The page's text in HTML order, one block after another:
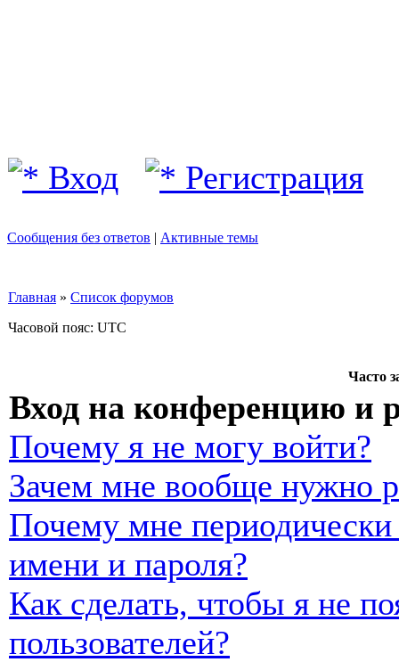
Вход Регистрация
Сообщения без ответов | Активные темы
Главная » Список форумов
Часовой пояс: UTC
Часто
Вход на конференцию и
Почему я не могу войти?
Зачем мне вообще нужно
Почему мне периодически
имени и пароля?
Как сделать, чтобы я не
пользователей?